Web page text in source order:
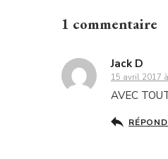
1 commentaire
Jack D
15 avril 2017
AVEC